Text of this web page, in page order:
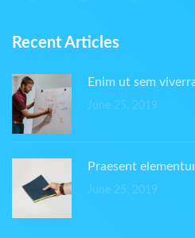
Recent Articles
Enim ut sem
June 25, 2019
Praesent
June 25, 2019